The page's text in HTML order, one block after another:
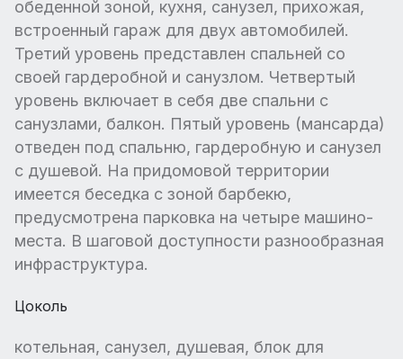
обеденной зоной, кухня, санузел, прихожая,
встроенный гараж для двух автомобилей.
Третий уровень представлен спальней со
своей гардеробной и санузлом. Четвертый
уровень включает в себя две спальни с
санузлами, балкон. Пятый уровень (мансарда)
отведен под спальню, гардеробную и санузел
с душевой. На придомовой территории
имеется беседка с зоной барбекю,
предусмотрена парковка на четыре машино-
места. В шаговой доступности разнообразная
инфраструктура.
Цоколь
котельная, санузел, душевая, блок для